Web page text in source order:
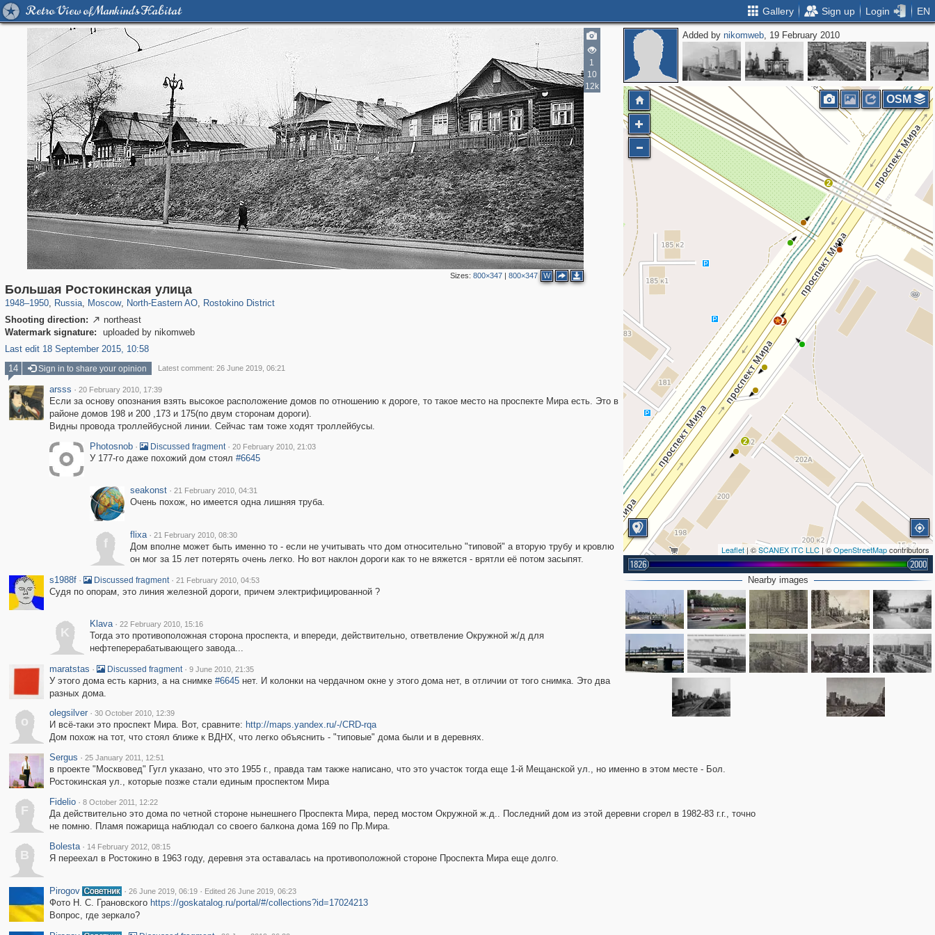
Retro View of Mankind's Habitat Gallery Sign up Login EN
1
10
12k
Sizes: 800×347| 800×347 W
Большая Ростокинская улица
1948–1950, Russia
1,406,144 29,243
, Moscow
319,779 8,286
, North-Eastern AO
24,488 250
, Rostokino District
Shooting direction:  northeast
Watermark signature:
uploaded by nikomweb
Last edit 18 September 2015, 10:58
Added bynikomweb, 19 February 2010
2
2
2
Leaflet| ©SCANEX ITC LLC | ©OpenStreetMapcontributors
1826 2000
OSM
Nearby images
14 Sign in to share your opinion Latest comment: 26 June 2019, 06:21
arsss · 20 February 2010, 17:39
Если за основу опознания взять высокое расположение домов по отношению к дороге, то такое место на проспекте Мира есть. Это в
районе домов 198 и 200 ,173 и 175(по двум сторонам дороги).
Видны провода троллейбусной линии. Сейчас там тоже ходят троллейбусы.
Photosnob · Discussed fragment · 20 February 2010, 21:03
У 177-го даже похожий дом стоял #6645
seakonst · 21 February 2010, 04:31
Очень похож, но имеется одна лишняя труба.
f
flixa · 21 February 2010, 08:30
Дом вполне может быть именно то - если не учитывать что дом относительно "типовой" а вторую трубу и кровлю
он мог за 15 лет потерять очень легко. Но вот наклон дороги как то не вяжется - врятли её потом засыпят.
s1988f · Discussed fragment · 21 February 2010, 04:53
Судя по опорам, это линия железной дороги, причем электрифицированной ?
K
Klava · 22 February 2010, 15:16
Тогда это противоположная сторона проспекта, и впереди, действительно, ответвление Окружной ж/д для
нефтеперерабатывающего завода...
maratstas · Discussed fragment · 9 June 2010, 21:35
У этого дома есть карниз, а на снимке #6645нет. И колонки на чердачном окне у этого дома нет, в отличии от того снимка. Это два
разных дома.
o
olegsilver · 30 October 2010, 12:39
И всё-таки это проспект Мира. Вот, сравните: http://maps.yandex.ru/-/CRD-rqa
Дом похож на тот, что стоял ближе к ВДНХ, что легко объяснить - "типовые" дома были и в деревнях.
Sergus · 25 January 2011, 12:51
в проекте "Москвовед" Гугл указано, что это 1955 г., правда там также написано, что это участок тогда еще 1-й Мещанской ул., но именно в этом месте - Бол.
Ростокинская ул., которые позже стали единым проспектом Мира
F
Fidelio · 8 October 2011, 12:22
Да действительно это дома по четной стороне нынешнего Проспекта Мира, перед мостом Окружной ж.д.. Последний дом из этой деревни сгорел в 1982-83 г.г., точно
не помню. Пламя пожарища наблюдал со своего балкона дома 169 по Пр.Мира.
B
Bolesta · 14 February 2012, 08:15
Я переехал в Ростокино в 1963 году, деревня эта оставалась на противоположной стороне Проспекта Мира еще долго.
Pirogov · 26 June 2019, 06:19 · Edited 26 June 2019, 06:23
Фото Н. С. Грановского https://goskatalog.ru/portal/#/collections?id=17024213
Вопрос, где зеркало?